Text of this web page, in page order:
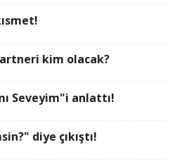
kim olacak?
Seveyim"i anlattı!
diye çıkıştı!